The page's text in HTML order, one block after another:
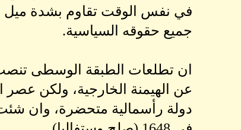
في نفس الوقت تقاوم بشدة ميل
جميع حقوقه السياسية.
ان تطلعات الطبقة الوسطى
عن الهيمنة الخارجية، ولكن عصر